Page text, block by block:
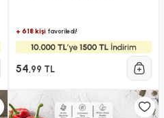
+ 618 kişifavoriledi!
54,99 TL